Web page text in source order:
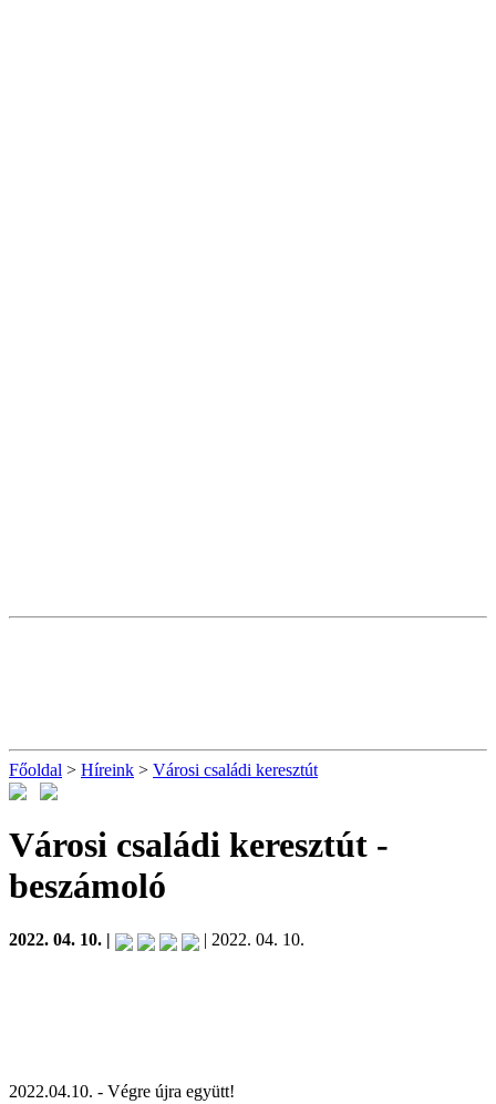
Főoldal > Híreink > Városi családi keresztút
Városi családi keresztút -
beszámoló
2022. 04. 10. | | 2022. 04. 10.
2022.04.10. - Végre újra együtt!